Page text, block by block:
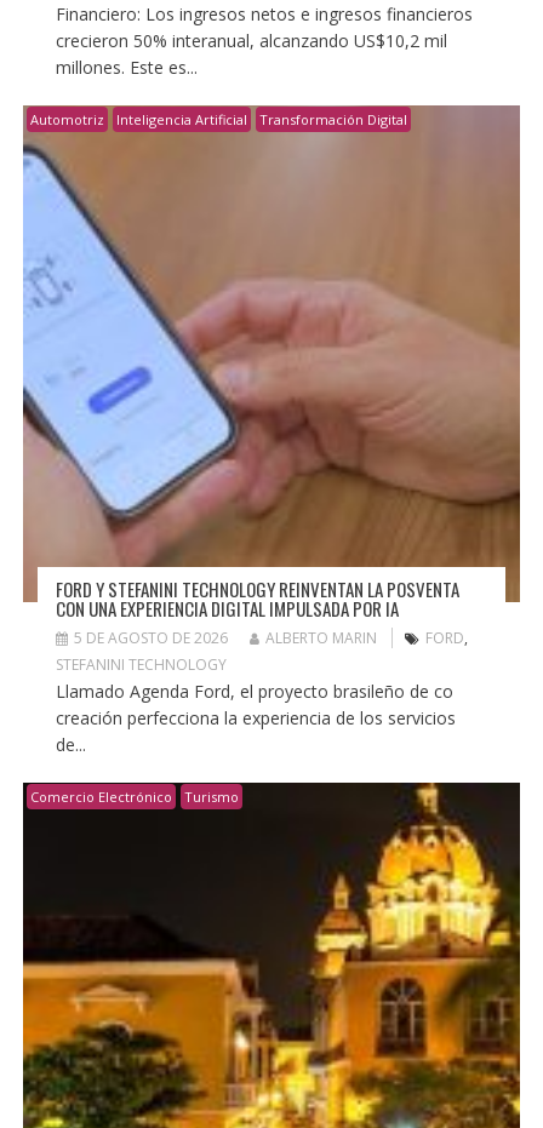
Financiero: Los ingresos netos e ingresos financieros
crecieron 50% interanual, alcanzando US$10,2 mil
millones. Este es...
Automotriz Inteligencia Artificial Transformación Digital
FORD Y STEFANINI TECHNOLOGY REINVENTAN LA POSVENTA
CON UNA EXPERIENCIA DIGITAL IMPULSADA POR IA
5 DE AGOSTO DE 2026 ALBERTO MARIN FORD,
STEFANINI TECHNOLOGY
Llamado Agenda Ford, el proyecto brasileño de co
creación perfecciona la experiencia de los servicios
de...
Comercio Electrónico Turismo